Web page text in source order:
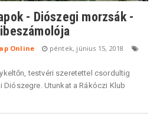
- Diószegi morzsák -
Online
péntek, június 15, 2018
testvéri szeretettel csordultig
Diószegre. Utunkat a Rákóczi Klub